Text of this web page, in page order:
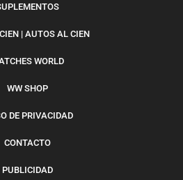
| AUTOS AL CIEN
WORLD
WW SHOP
DE PRIVACIDAD
CONTACTO
PUBLICIDAD